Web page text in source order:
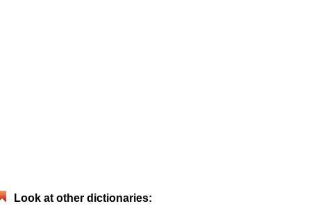
Look at other dictionaries: